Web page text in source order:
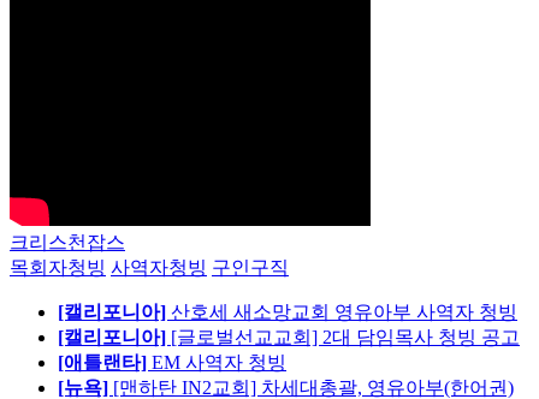
크리스천잡스
목회자청빙 사역자청빙 구인구직
[캘리포니아] 산호세 새소망교회 영유아부 사역자 청빙
[캘리포니아] [글로벌선교교회] 2대 담임목사 청빙 공고
[애틀랜타] EM 사역자 청빙
[뉴욕] [맨하탄 IN2교회] 차세대총괄, 영유아부(한어권)